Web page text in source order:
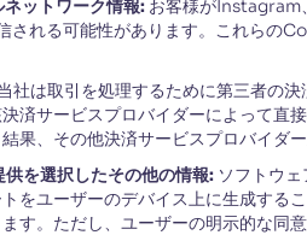
ットワーク情報:お客様がInstagram
される可能性があります。これらの
社は取引を処理するために第三者の
済サービスプロバイダーによって直
果、その他決済サービスプロバイダ
を選択したその他の情報:ソフトウェ
をユーザーのデバイス上に生成する
す。ただし、ユーザーの明示的な同